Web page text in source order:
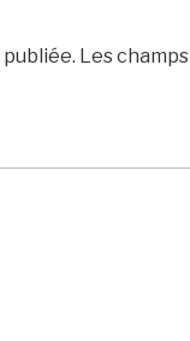
Les champs